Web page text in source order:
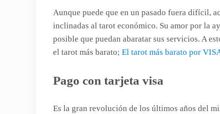
Aunque puede que en un pasado fuera difícil,
inclinadas al tarot económico. Su amor por la
posible que puedan abaratar sus servicios. A
el tarot más barato; El tarot más barato por
Pago con tarjeta visa
Es la gran revolución de los últimos años del